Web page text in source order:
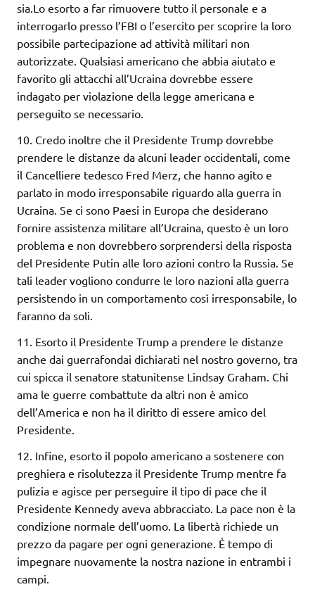
sia.Lo esorto a far rimuovere tutto il personale e a
interrogarlo presso l’FBI o l’esercito per scoprire la loro
possibile partecipazione ad attività militari non
autorizzate. Qualsiasi americano che abbia aiutato e
favorito gli attacchi all’Ucraina dovrebbe essere
indagato per violazione della legge americana e
perseguito se necessario.
10. Credo inoltre che il Presidente Trump dovrebbe
prendere le distanze da alcuni leader occidentali, come
il Cancelliere tedesco Fred Merz, che hanno agito e
parlato in modo irresponsabile riguardo alla guerra in
Ucraina. Se ci sono Paesi in Europa che desiderano
fornire assistenza militare all’Ucraina, questo è un loro
problema e non dovrebbero sorprendersi della risposta
del Presidente Putin alle loro azioni contro la Russia. Se
tali leader vogliono condurre le loro nazioni alla guerra
persistendo in un comportamento così irresponsabile, lo
faranno da soli.
11. Esorto il Presidente Trump a prendere le distanze
anche dai guerrafondai dichiarati nel nostro governo, tra
cui spicca il senatore statunitense Lindsay Graham. Chi
ama le guerre combattute da altri non è amico
dell’America e non ha il diritto di essere amico del
Presidente.
12. Infine, esorto il popolo americano a sostenere con
preghiera e risolutezza il Presidente Trump mentre fa
pulizia e agisce per perseguire il tipo di pace che il
Presidente Kennedy aveva abbracciato. La pace non è la
condizione normale dell’uomo. La libertà richiede un
prezzo da pagare per ogni generazione. È tempo di
impegnare nuovamente la nostra nazione in entrambi i
campi.